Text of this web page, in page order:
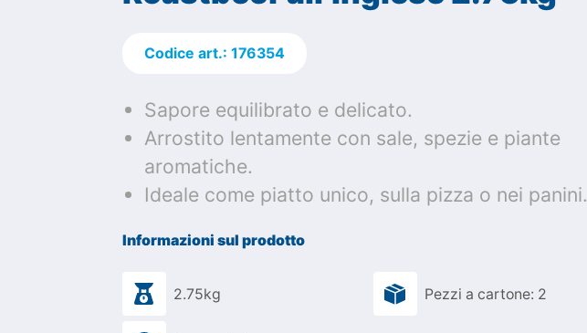
Codice art.: 176354
Sapore equilibrato e delicato.
Arrostito lentamente con sale, spezie e piante
aromatiche.
Ideale come piatto unico, sulla pizza o nei panini.
Informazioni sul prodotto
2.75kg Pezzi a cartone: 2